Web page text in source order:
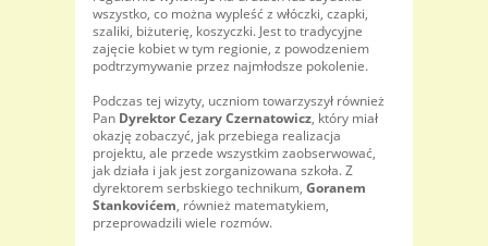
wszystko, co można wypleść z włóczki, czapki,
szaliki, biżuterię, koszyczki. Jest to tradycyjne
zajęcie kobiet w tym regionie, z powodzeniem
podtrzymywanie przez najmłodsze pokolenie.
Podczas tej wizyty, uczniom towarzyszył również
Pan Dyrektor Cezary Czernatowicz, który miał
okazję zobaczyć, jak przebiega realizacja
projektu, ale przede wszystkim zaobserwować,
jak działa i jak jest zorganizowana szkoła. Z
dyrektorem serbskiego technikum, Goranem
Stankovićem, również matematykiem,
przeprowadzili wiele rozmów.